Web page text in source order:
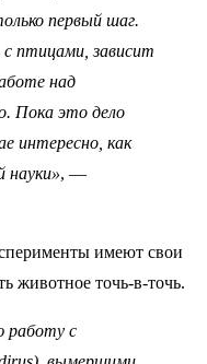
первый шаг.
птицами, зависит
над
Пока это дело
интересно, как
науки», —
имеют свои
животное точь-в-точь.
работу с